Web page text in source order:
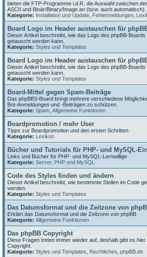
bieten die FTP-Programme i.d.R. die Auswahl zwischen
ASCII und Binär/Binary/Image an (bzw. auch automatisch).
Kategorie: Installation und Update Fehlermeldungen
Board Logo im Header austauschen für
Dieser Artikel beschreibt, wie das Logo des phpBB-
getauscht werden kann.
Kategorie: Styles und Templates
Board Logo im Header austauschen für
Dieser Artikel beschreibt, wie das Logo des phpBB-
getauscht werden kann.
Kategorie: Styles und Templates
Board-Mittel gegen Spam-Beiträge
Das phpBB3-Board bringt mehrere verschiedene
Bot-Anmeldungen und -Beiträgen zu schützen.
Kategorie: Spam Allgemeine Funktionen
Boardpromotion / mehr User
Tipps zur Boardpromotion und den ersten Schritten
Kategorie: Lexikon
Bücher und Tutorials für PHP- und MySQL-
Links und Bücher für PHP- und MySQL-Lernwillige
Kategorie: Server, PHP und MySQL
Code des Styles finden und ändern
Dieser Artikel beschreibt, wie bestimmte Stellen im Code
werden.
Kategorie: Styles und Templates
Das Datumsformat und die Zeitzone von
Erklärt das Datumsformat und die Zeitzone von phpBB
Kategorie: Allgemeine Funktionen
Das phpBB Copyright
Diese Fragen treten immer wieder auf, deshalb gibt es
Copyright.
Kategorie: Styles und Templates Rechtliches phpBB.de